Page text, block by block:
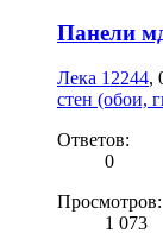
Панели
Лека 12244,
стен (обои,
Ответов:
0
Просмотров:
1 073